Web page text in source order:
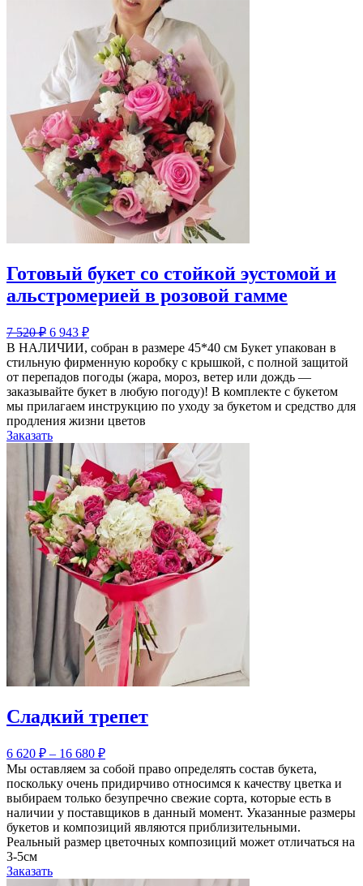
Готовый букет со стойкой эустомой и
альстромерией в розовой гамме
7 520₽ 6 943 ₽
В НАЛИЧИИ, собран в размере 45*40 см Букет упакован в
стильную фирменную коробку с крышкой, с полной защитой
от перепадов погоды (жара, мороз, ветер или дождь —
заказывайте букет в любую погоду)! В комплекте с букетом
мы прилагаем инструкцию по уходу за букетом и средство для
продления жизни цветов
Заказать
Сладкий трепет
6 620 ₽ – 16 680 ₽
Мы оставляем за собой право определять состав букета,
поскольку очень придирчиво относимся к качеству цветка и
выбираем только безупречно свежие сорта, которые есть в
наличии у поставщиков в данный момент. Указанные размеры
букетов и композиций являются приблизительными.
Реальный размер цветочных композиций может отличаться на
3-5см
Заказать